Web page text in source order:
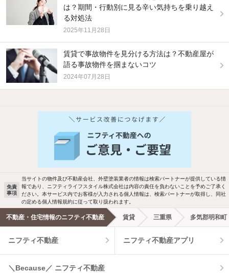
は？期間・行動別に見る辛い気持ちを乗り越え
る対処法
2025年11月28日
賃貸で事故物件を見分ける方法は？不動産屋が
語る事故物件を掴まないコツ
2024年07月28日
免責
事項
当サイトの物件及び不動産会社、外壁塗装業者の情報は検索パートナーが提供している情
報であり、ニフティライフスタイル株式会社は内容の責任を負わないことを予めご了承く
ださい。本サービス内でお客様が入力される個人情報は、検索パートナーが取得し、同社
の定める個人情報規約に従って取り扱われます。
不動産・住宅情報のニフティ不動産 賃貸 三重県 多気郡明和町
ニフティ不動産 ニフティ不動産アプリ
＼Because／ ニフティ不動産